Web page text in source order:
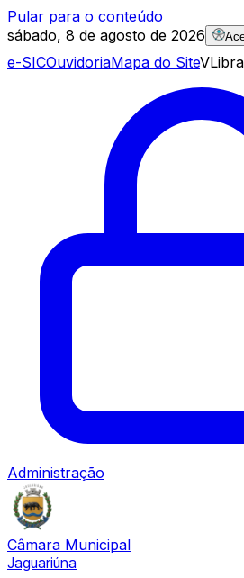
Pular para o conteúdo
sábado, 8 de agosto de 2026
e-SICOuvidoriaMapa do Site
Administração
Câmara Municipal
Jaguariúna